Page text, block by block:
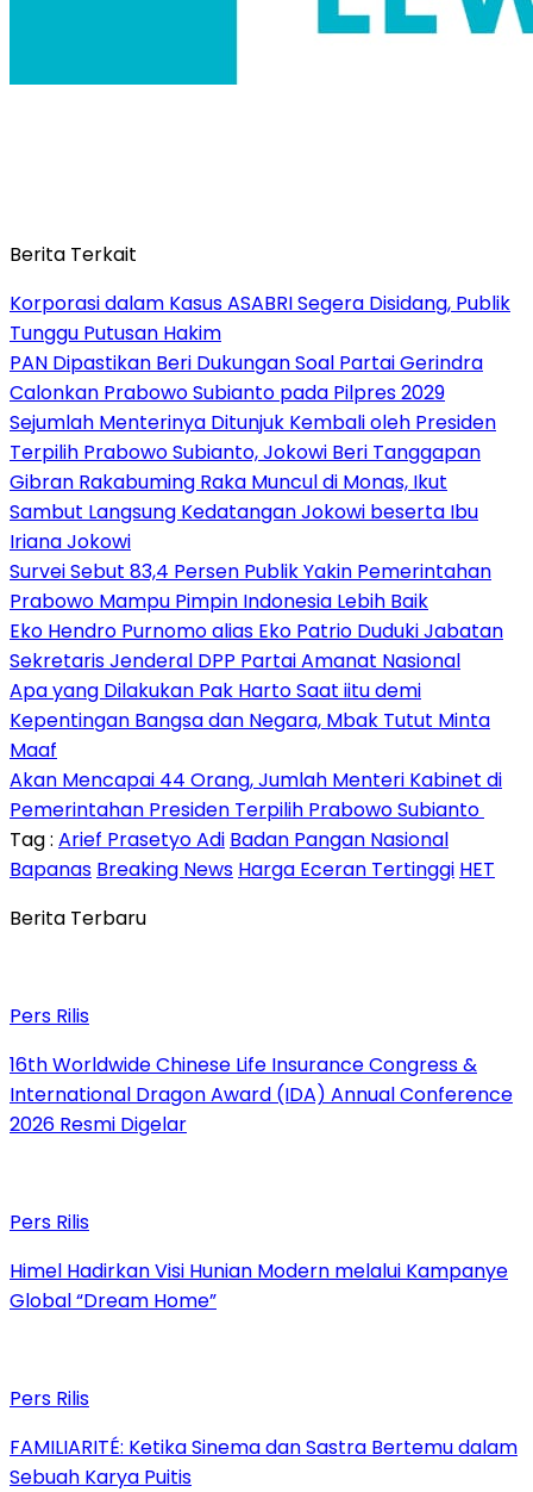
Berita Terkait
Korporasi dalam Kasus ASABRI Segera Disidang, Publik
Tunggu Putusan Hakim
PAN Dipastikan Beri Dukungan Soal Partai Gerindra
Calonkan Prabowo Subianto pada Pilpres 2029
Sejumlah Menterinya Ditunjuk Kembali oleh Presiden
Terpilih Prabowo Subianto, Jokowi Beri Tanggapan
Gibran Rakabuming Raka Muncul di Monas, Ikut
Sambut Langsung Kedatangan Jokowi beserta Ibu
Iriana Jokowi
Survei Sebut 83,4 Persen Publik Yakin Pemerintahan
Prabowo Mampu Pimpin Indonesia Lebih Baik
Eko Hendro Purnomo alias Eko Patrio Duduki Jabatan
Sekretaris Jenderal DPP Partai Amanat Nasional
Apa yang Dilakukan Pak Harto Saat iitu demi
Kepentingan Bangsa dan Negara, Mbak Tutut Minta
Maaf
Akan Mencapai 44 Orang, Jumlah Menteri Kabinet di
Pemerintahan Presiden Terpilih Prabowo Subianto ​​
Tag : Arief Prasetyo Adi Badan Pangan Nasional
Bapanas Breaking News Harga Eceran Tertinggi HET
Berita Terbaru
Pers Rilis
16th Worldwide Chinese Life Insurance Congress &
International Dragon Award (IDA) Annual Conference
2026 Resmi Digelar
Pers Rilis
Himel Hadirkan Visi Hunian Modern melalui Kampanye
Global “Dream Home”
Pers Rilis
FAMILIARITÉ: Ketika Sinema dan Sastra Bertemu dalam
Sebuah Karya Puitis